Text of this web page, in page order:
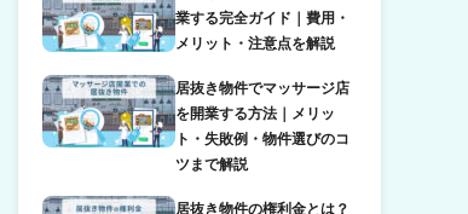
業する完全ガイド｜費用・
メリット・注意点を解説
居抜き物件でマッサージ店
を開業する方法｜メリッ
ト・失敗例・物件選びのコ
ツまで解説
居抜き物件の権利金とは？